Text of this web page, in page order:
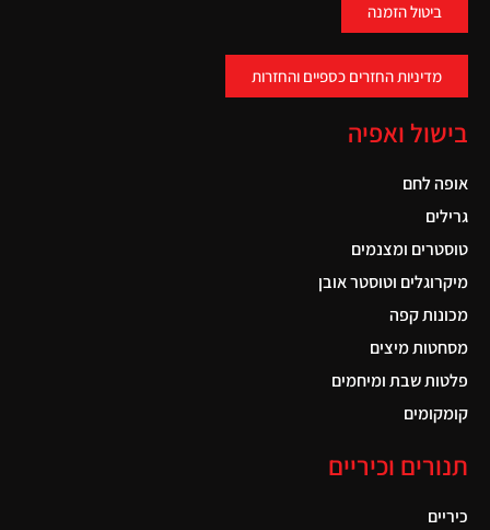
ביטול הזמנה
מדיניות החזרים כספיים והחזרות
בישול ואפיה
אופה לחם
גרילים
טוסטרים ומצנמים
מיקרוגלים וטוסטר אובן
מכונות קפה
מסחטות מיצים
פלטות שבת ומיחמים
קומקומים
תנורים וכיריים
כיריים